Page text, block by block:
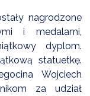
nagrodzone
i medalami,
dyplom.
statuetkę.
Wojciech
za udział